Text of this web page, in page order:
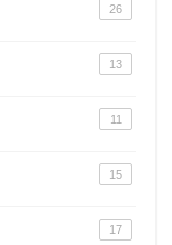
26
13
11
15
17